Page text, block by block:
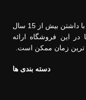
فروشگاه موبایل پدرام فروش آنلاین حود را با داشتن بیش از 15 سال
این فروشگاه ارائه
ترین زمان ممکن است.
دسته بندی ها